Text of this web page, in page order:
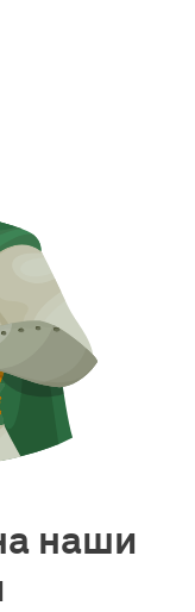
наши